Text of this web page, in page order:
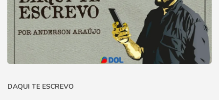
DAQUI TE ESCREVO